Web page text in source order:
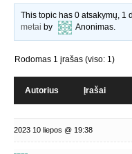
This topic has 0 atsakymų,
metai by Anonimas.
Rodomas 1 įrašas (viso: 1)
Autorius Įrašai
2023 10 liepos @ 19:38